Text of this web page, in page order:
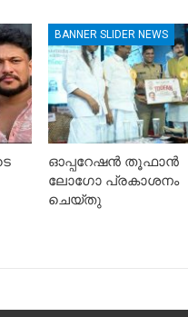
BANNER SLIDER NEWS
ഓപ്പറേഷൻ തൂഫാൻ
ലോഗോ പ്രകാശനം
ചെയ്തു